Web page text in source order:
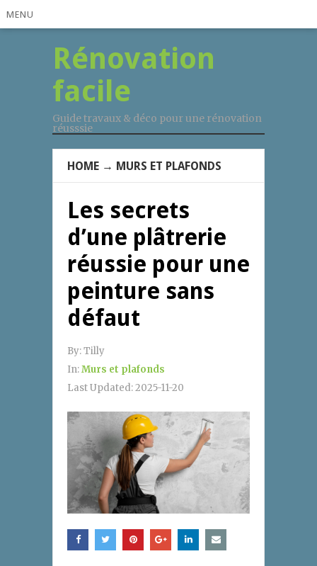
MENU
Rénovation
facile
Guide travaux & déco pour une rénovation
réusssie
HOME → MURS ET PLAFONDS
Les secrets
d’une plâtrerie
réussie pour une
peinture sans
défaut
By:Tilly
In:Murs et plafonds
Last Updated:2025-11-20